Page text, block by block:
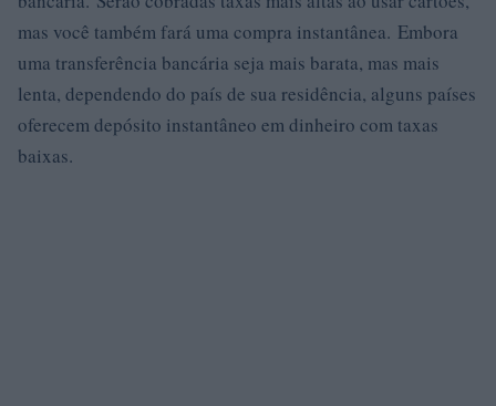
mas você também fará uma compra instantânea. Embora
uma transferência bancária seja mais barata, mas mais
lenta, dependendo do país de sua residência, alguns países
oferecem depósito instantâneo em dinheiro com taxas
baixas.